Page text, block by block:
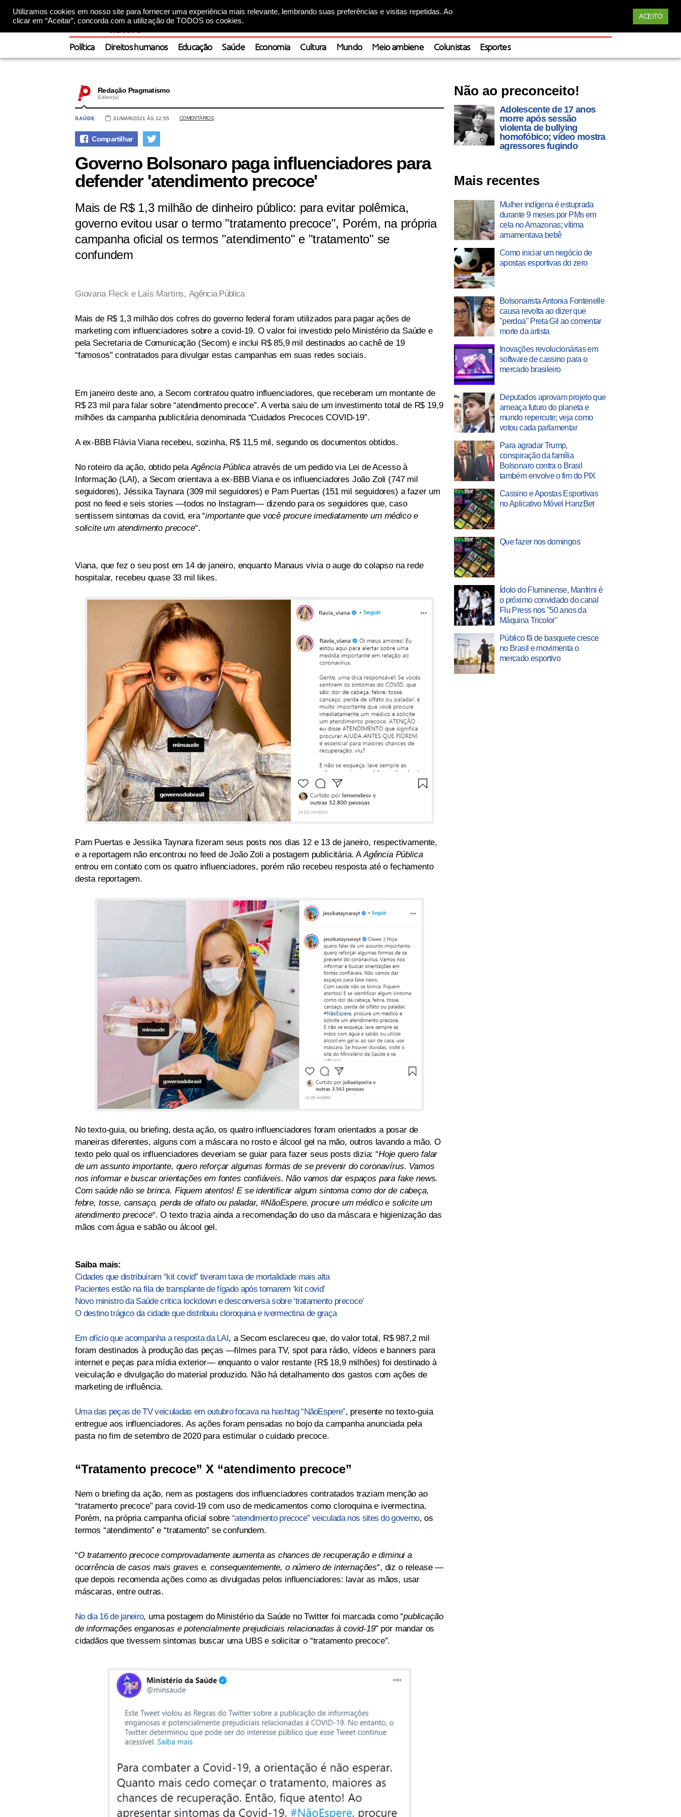
Utilizamos cookies em nosso site para fornecer uma experiência mais relevante, lembrando suas preferências e visitas repetidas. Ao
clicar em “Aceitar”, concorda com a utilização de TODOS os cookies.
ACEITO
Política Direitos humanos Educação Saúde Economia Cultura Mundo Meio ambiene Colunistas Esportes
Redação Pragmatismo
Editor(a)
SAÚDE 31/MAR/2021 ÀS 12:55 COMENTÁRIOS
Governo Bolsonaro paga influenciadores para
defender 'atendimento precoce'
Mais de R$ 1,3 milhão de dinheiro público: para evitar polêmica,
governo evitou usar o termo "tratamento precoce", Porém, na própria
campanha oficial os termos "atendimento" e "tratamento" se
confundem
Giovana Fleck e Laís Martins, Agência Pública
Mais de R$ 1,3 milhão dos cofres do governo federal foram utilizados para pagar ações de
marketing com influenciadores sobre a covid-19. O valor foi investido pelo Ministério da Saúde e
pela Secretaria de Comunicação (Secom) e inclui R$ 85,9 mil destinados ao cachê de 19
“famosos” contratados para divulgar estas campanhas em suas redes sociais.
Em janeiro deste ano, a Secom contratou quatro influenciadores, que receberam um montante de
R$ 23 mil para falar sobre “atendimento precoce”. A verba saiu de um investimento total de R$ 19,9
milhões da campanha publicitária denominada “Cuidados Precoces COVID-19”.
A ex-BBB Flávia Viana recebeu, sozinha, R$ 11,5 mil, segundo os documentos obtidos.
No roteiro da ação, obtido pelaAgência Pública através de um pedido via Lei de Acesso à
Informação (LAI), a Secom orientava a ex-BBB Viana e os influenciadores João Zoli (747 mil
seguidores), Jéssika Taynara (309 mil seguidores) e Pam Puertas (151 mil seguidores) a fazer um
post no feed e seis stories —todos no Instagram— dizendo para os seguidores que, caso
sentissem sintomas da covid, era “importante que você procure imediatamente um médico e
solicite um atendimento precoce“.
Viana, que fez o seu post em 14 de janeiro, enquanto Manaus vivia o auge do colapso na rede
hospitalar, recebeu quase 33 mil likes.
Pam Puertas e Jessika Taynara fizeram seus posts nos dias 12 e 13 de janeiro, respectivamente,
e a reportagem não encontrou no feed de João Zoli a postagem publicitária. AAgência Pública
entrou em contato com os quatro influenciadores, porém não recebeu resposta até o fechamento
desta reportagem.
No texto-guia, ou briefing, desta ação, os quatro influenciadores foram orientados a posar de
maneiras diferentes, alguns com a máscara no rosto e álcool gel na mão, outros lavando a mão. O
texto pelo qual os influenciadores deveriam se guiar para fazer seus posts dizia: “Hoje quero falar
de um assunto importante, quero reforçar algumas formas de se prevenir do coronavírus. Vamos
nos informar e buscar orientações em fontes confiáveis. Não vamos dar espaços para fake news.
Com saúde não se brinca. Fiquem atentos! E se identificar algum sintoma como dor de cabeça,
febre, tosse, cansaço, perda de olfato ou paladar, #NãoEspere, procure um médico e solicite um
atendimento precoce“. O texto trazia ainda a recomendação do uso da máscara e higienização das
mãos com água e sabão ou álcool gel.
Saiba mais:
Cidades que distribuíram “kit covid” tiveram taxa de mortalidade mais alta
Pacientes estão na fila de transplante de fígado após tomarem ‘kit covid’
Novo ministro da Saúde critica lockdown e desconversa sobre ‘tratamento precoce’
O destino trágico da cidade que distribuiu cloroquina e ivermectina de graça
Em ofício que acompanha a resposta da LAI, a Secom esclareceu que, do valor total, R$ 987,2 mil
foram destinados à produção das peças —filmes para TV, spot para rádio, vídeos e banners para
internet e peças para mídia exterior— enquanto o valor restante (R$ 18,9 milhões) foi destinado à
veiculação e divulgação do material produzido. Não há detalhamento dos gastos com ações de
marketing de influência.
Uma das peças de TV veiculadas em outubro focava na hashtag “NãoEspere”, presente no texto-guia
entregue aos influenciadores. As ações foram pensadas no bojo da campanha anunciada pela
pasta no fim de setembro de 2020 para estimular o cuidado precoce.
“Tratamento precoce” X “atendimento precoce”
Nem o briefing da ação, nem as postagens dos influenciadores contratados traziam menção ao
“tratamento precoce” para covid-19 com uso de medicamentos como cloroquina e ivermectina.
Porém, na própria campanha oficial sobre“atendimento precoce” veiculada nos sites do governo, os
termos “atendimento” e “tratamento” se confundem.
“O tratamento precoce comprovadamente aumenta as chances de recuperação e diminui a
ocorrência de casos mais graves e, consequentemente, o número de internações“, diz o release —
que depois recomenda ações como as divulgadas pelos influenciadores: lavar as mãos, usar
máscaras, entre outras.
No dia 16 de janeiro, uma postagem do Ministério da Saúde no Twitter foi marcada como “publicação
de informações enganosas e potencialmente prejudiciais relacionadas à covid-19” por mandar os
cidadãos que tivessem sintomas buscar uma UBS e solicitar o “tratamento precoce”.
Não ao preconceito!
Adolescente de 17 anos
morre após sessão
violenta de bullying
homofóbico; vídeo mostra
agressores fugindo
Mais recentes
Mulher indígena é estuprada
durante 9 meses por PMs em
cela no Amazonas; vítima
amamentava bebê
Como iniciar um negócio de
apostas esportivas do zero
Bolsonarista Antonia Fontenelle
causa revolta ao dizer que
"perdoa" Preta Gil ao comentar
morte da artista
Inovações revolucionárias em
software de cassino para o
mercado brasileiro
Deputados aprovam projeto que
ameaça futuro do planeta e
mundo repercute; veja como
votou cada parlamentar
Para agradar Trump,
conspiração da família
Bolsonaro contra o Brasil
também envolve o fim do PIX
Cassino e Apostas Esportivas
no Aplicativo Móvel HanzBet
Que fazer nos domingos
Ídolo do Fluminense, Manfrini é
o próximo convidado do canal
Flu Press nos "50 anos da
Máquina Tricolor"
Público fã de basquete cresce
no Brasil e movimenta o
mercado esportivo